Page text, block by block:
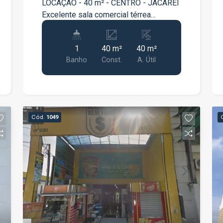
LOCAÇÃO - 40 m² - CENTRO - JACAREÍ
Excelente sala comercial térrea
disponível para locação no Centro de
Jacareí, em uma localização estratégica
e com grande praticidade para o seu
negócio. Com 40 m² de área, o imóvel
oferece um espaço funcional e versátil,
de prestação de serviços. Por estar no
térreo, proporciona maior facilidade de
acesso para clientes e colaboradores,
tornando-se uma excelente opção para
diferentes segmentos comerciais.
Destaques do imóvel: 40 m² de área útil
Sala comercial térrea Excelente
localização no Centro de Jacareí Fácil
acesso a comércios, serviços e
conveniências Ambiente funcional para
1
Banho
40 m²
Const.
40 m²
A. Útil
Cód. 1049